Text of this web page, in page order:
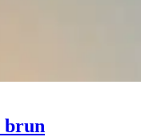
brun